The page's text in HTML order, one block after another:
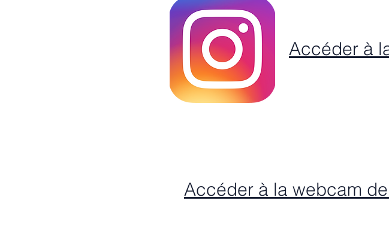
Accéder à
Accéder à la webcam